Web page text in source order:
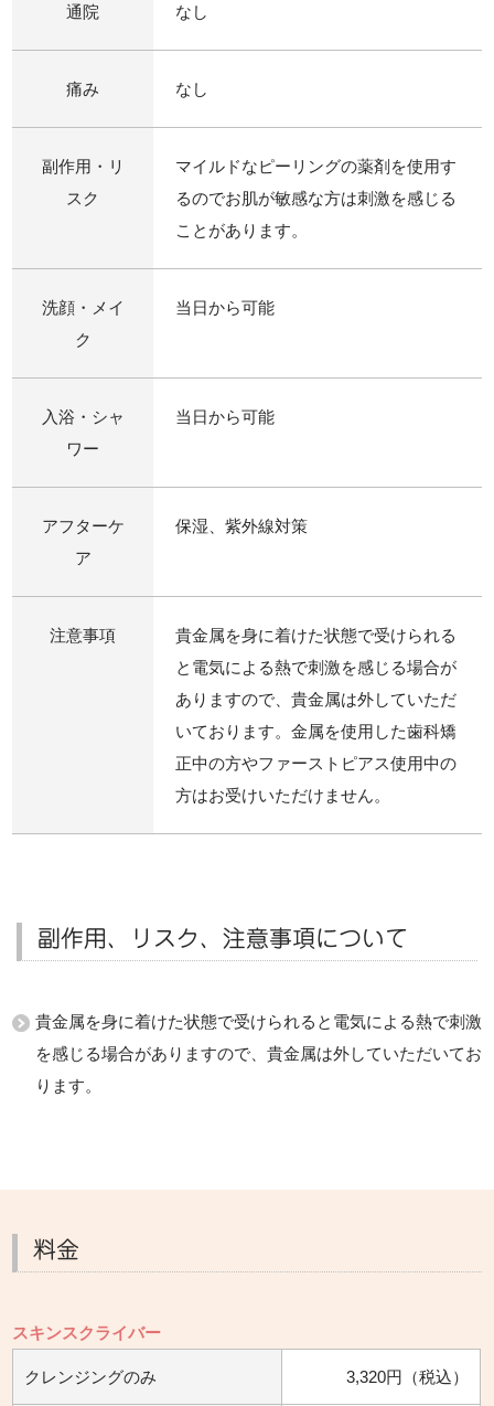
通院 なし
痛み なし
副作用・リ
スク
マイルドなピーリングの薬剤を使用す
るのでお肌が敏感な方は刺激を感じる
ことがあります。
洗顔・メイ
ク
当日から可能
入浴・シャ
ワー
当日から可能
アフターケ
ア
保湿、紫外線対策
注意事項
貴金属を身に着けた状態で受けられる
と電気による熱で刺激を感じる場合が
ありますので、貴金属は外していただ
いております。金属を使用した歯科矯
正中の方やファーストピアス使用中の
方はお受けいただけません。
副作用、リスク、注意事項について
貴金属を身に着けた状態で受けられると電気による熱で刺激
を感じる場合がありますので、貴金属は外していただいてお
ります。
料金
スキンスクライバー
クレンジングのみ 3,320円（税込）